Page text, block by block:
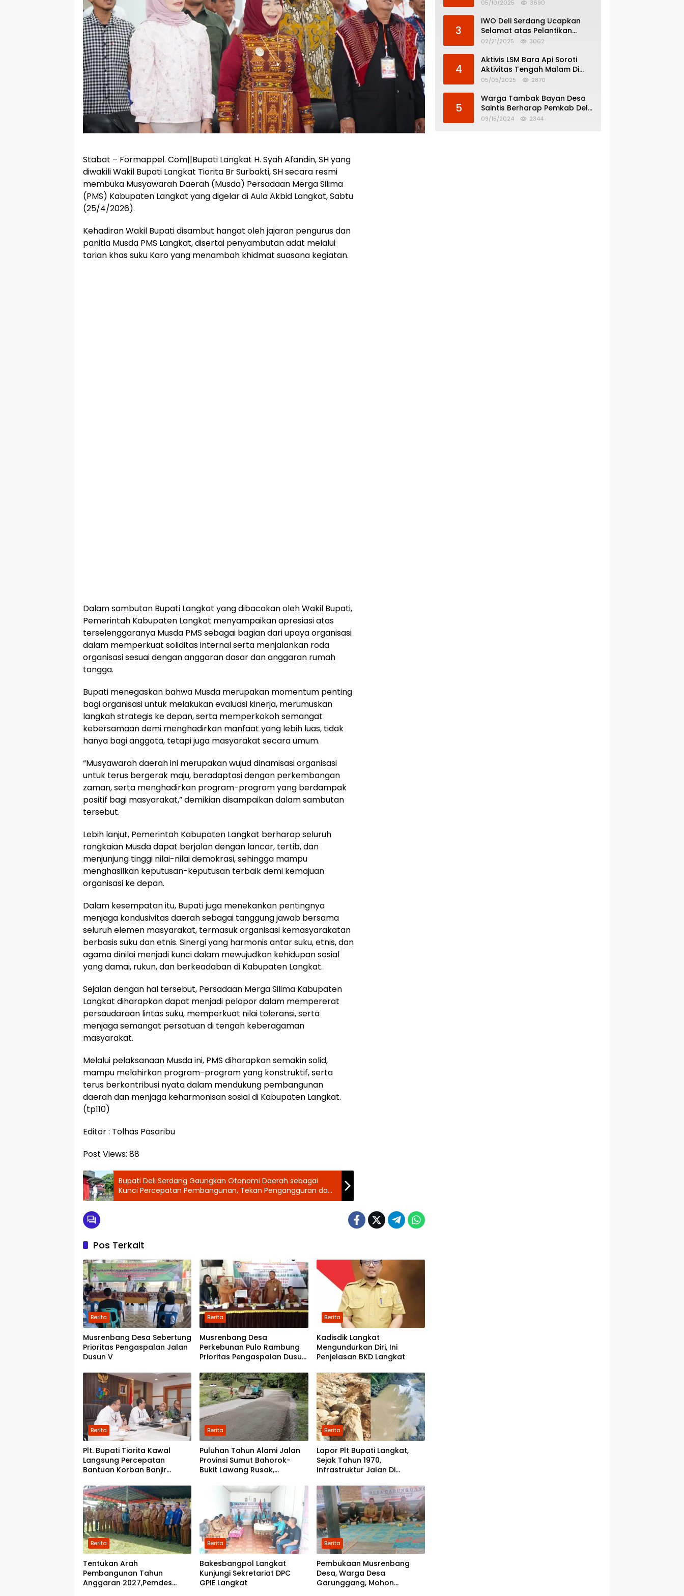
Stabat – Formappel. Com||Bupati Langkat H. Syah Afandin, SH yang
diwakili Wakil Bupati Langkat Tiorita Br Surbakti, SH secara resmi
membuka Musyawarah Daerah (Musda) Persadaan Merga Silima
(PMS) Kabupaten Langkat yang digelar di Aula Akbid Langkat, Sabtu
(25/4/2026).
Kehadiran Wakil Bupati disambut hangat oleh jajaran pengurus dan
panitia Musda PMS Langkat, disertai penyambutan adat melalui
tarian khas suku Karo yang menambah khidmat suasana kegiatan.
Dalam sambutan Bupati Langkat yang dibacakan oleh Wakil Bupati,
Pemerintah Kabupaten Langkat menyampaikan apresiasi atas
terselenggaranya Musda PMS sebagai bagian dari upaya organisasi
dalam memperkuat soliditas internal serta menjalankan roda
organisasi sesuai dengan anggaran dasar dan anggaran rumah
tangga.
Bupati menegaskan bahwa Musda merupakan momentum penting
bagi organisasi untuk melakukan evaluasi kinerja, merumuskan
langkah strategis ke depan, serta memperkokoh semangat
kebersamaan demi menghadirkan manfaat yang lebih luas, tidak
hanya bagi anggota, tetapi juga masyarakat secara umum.
“Musyawarah daerah ini merupakan wujud dinamisasi organisasi
untuk terus bergerak maju, beradaptasi dengan perkembangan
zaman, serta menghadirkan program-program yang berdampak
positif bagi masyarakat,” demikian disampaikan dalam sambutan
tersebut.
Lebih lanjut, Pemerintah Kabupaten Langkat berharap seluruh
rangkaian Musda dapat berjalan dengan lancar, tertib, dan
menjunjung tinggi nilai-nilai demokrasi, sehingga mampu
menghasilkan keputusan-keputusan terbaik demi kemajuan
organisasi ke depan.
Dalam kesempatan itu, Bupati juga menekankan pentingnya
menjaga kondusivitas daerah sebagai tanggung jawab bersama
seluruh elemen masyarakat, termasuk organisasi kemasyarakatan
berbasis suku dan etnis. Sinergi yang harmonis antar suku, etnis, dan
agama dinilai menjadi kunci dalam mewujudkan kehidupan sosial
yang damai, rukun, dan berkeadaban di Kabupaten Langkat.
Sejalan dengan hal tersebut, Persadaan Merga Silima Kabupaten
Langkat diharapkan dapat menjadi pelopor dalam mempererat
persaudaraan lintas suku, memperkuat nilai toleransi, serta
menjaga semangat persatuan di tengah keberagaman
masyarakat.
Melalui pelaksanaan Musda ini, PMS diharapkan semakin solid,
mampu melahirkan program-program yang konstruktif, serta
terus berkontribusi nyata dalam mendukung pembangunan
daerah dan menjaga keharmonisan sosial di Kabupaten Langkat.
(tp110)
Editor : Tolhas Pasaribu
Post Views: 88
Bupati Deli Serdang Gaungkan Otonomi Daerah sebagai
Kunci Percepatan Pembangunan, Tekan Pengangguran dan
Stunting
Pos Terkait
Berita
Musrenbang Desa Sebertung
Prioritas Pengaspalan Jalan
Dusun V
Berita
Musrenbang Desa
Perkebunan Pulo Rambung
Prioritas Pengaspalan Dusun
Pondok Boyan
Berita
Kadisdik Langkat
Mengundurkan Diri, Ini
Penjelasan BKD Langkat
Berita
Plt. Bupati Tiorita Kawal
Langsung Percepatan
Bantuan Korban Banjir
Berita
Puluhan Tahun Alami Jalan
Provinsi Sumut Bahorok-
Bukit Lawang Rusak,
Perbaikan
Berita
Lapor Plt Bupati Langkat,
Sejak Tahun 1970,
Infrastruktur Jalan Di
Diperhatikan Pemerintah
Kabupaten Langkat
Berita
Tentukan Arah
Pembangunan Tahun
Anggaran 2027,Pemdes
Berita
Bakesbangpol Langkat
Kunjungi Sekretariat DPC
GPIE Langkat
Berita
Pembukaan Musrenbang
Desa, Warga Desa
Garunggang, Mohon
05/10/2025 3690
3
IWO Deli Serdang Ucapkan
Selamat atas Pelantikan
Bupati dan Wakil Bupati Deli
02/21/2025 3062
4
Aktivis LSM Bara Api Soroti
Aktivitas Tengah Malam Di
SPBU 14.213.228 Bandar Tinggi
05/05/2025 2870
5
Warga Tambak Bayan Desa
Saintis Berharap Pemkab Deli
Serdang Atasi Banjir
09/15/2024 2344